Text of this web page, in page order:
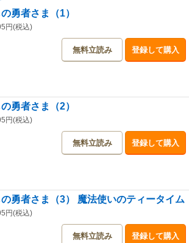
・ゆみこ）
鶴に乗馬。好物／おいしいもの。
勇者さま（1）
円(税込)
無料立読み 登録して購入
勇者さま（2）
円(税込)
無料立読み 登録して購入
勇者さま（3） 魔法使いのティータイム
円(税込)
無料立読み 登録して購入